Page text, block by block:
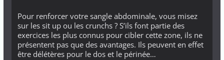
Pour renforcer votre sangle abdominale, vous misez
sur les sit up ou les crunchs ? S’ils font partie des
exercices les plus connus pour cibler cette zone, ils ne
présentent pas que des avantages. Ils peuvent en effet
être délétères pour le dos et le périnée…